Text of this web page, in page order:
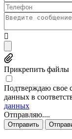
Прикрепить файлы
Подтверждаю свое
данных в
данных
Отправляю....
Отправить